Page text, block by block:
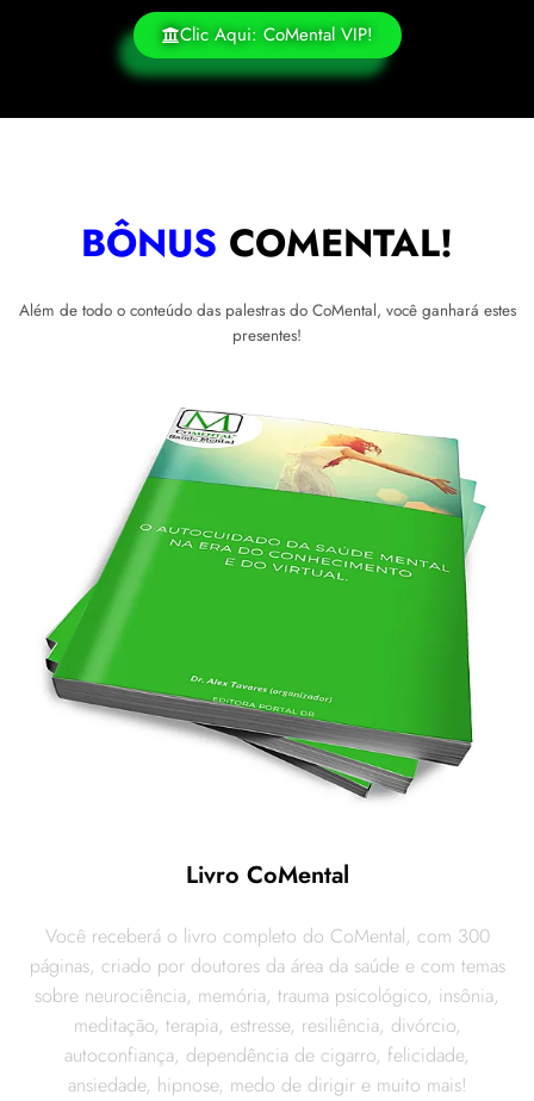
Clic Aqui: CoMental VIP!
BÔNUS COMENTAL!
Além de todo o conteúdo das palestras do CoMental, você ganhará estes
presentes!
Livro CoMental
Você receberá o livro completo do CoMental, com 300
páginas, criado por doutores da área da saúde e com temas
sobre neurociência, memória, trauma psicológico, insônia,
meditação, terapia, estresse, resiliência, divórcio,
autoconfiança, dependência de cigarro, felicidade,
ansiedade, hipnose, medo de dirigir e muito mais!